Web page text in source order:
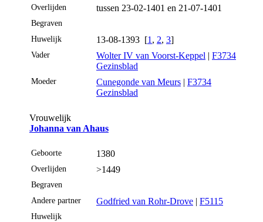
Overlijden
tussen 23-02-1401 en 21-07-1401
Begraven
Huwelijk
13-08-1393 [1, 2, 3]
Vader Wolter IV van Voorst-Keppel | F3734
Gezinsblad
Moeder Cunegonde van Meurs | F3734
Gezinsblad
Vrouwelijk
Johanna van Ahaus
Geboorte 1380
Overlijden >1449
Begraven
Andere partner
Godfried van Rohr-Drove | F5115
Huwelijk